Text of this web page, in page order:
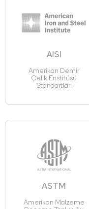
AISI
Amerikan Demir
Çelik Enstitüsü
Standartları
ASTM
Amerikan Malzeme